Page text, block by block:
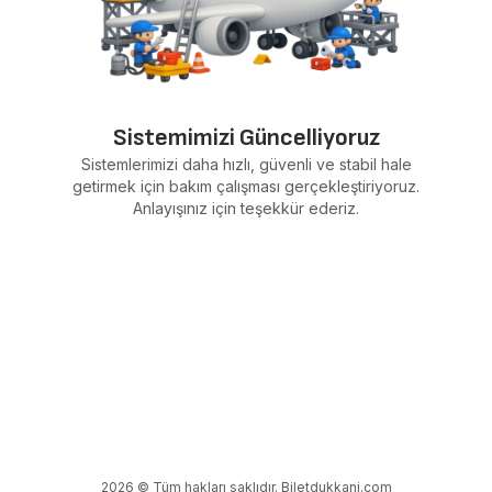
Sistemimizi Güncelliyoruz
Sistemlerimizi daha hızlı, güvenli ve stabil hale
getirmek için bakım çalışması gerçekleştiriyoruz.
Anlayışınız için teşekkür ederiz.
2026 © Tüm hakları saklıdır. Biletdukkani.com